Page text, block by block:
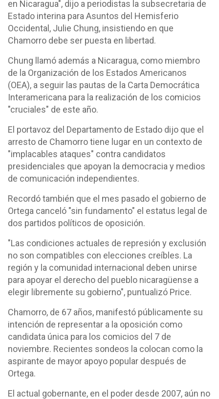
en Nicaragua", dijo a periodistas la subsecretaria de
Estado interina para Asuntos del Hemisferio
Occidental, Julie Chung, insistiendo en que
Chamorro debe ser puesta en libertad.
Chung llamó además a Nicaragua, como miembro
de la Organización de los Estados Americanos
(OEA), a seguir las pautas de la Carta Democrática
Interamericana para la realización de los comicios
"cruciales" de este año.
El portavoz del Departamento de Estado dijo que el
arresto de Chamorro tiene lugar en un contexto de
"implacables ataques" contra candidatos
presidenciales que apoyan la democracia y medios
de comunicación independientes.
Recordó también que el mes pasado el gobierno de
Ortega canceló "sin fundamento" el estatus legal de
dos partidos políticos de oposición.
"Las condiciones actuales de represión y exclusión
no son compatibles con elecciones creíbles. La
región y la comunidad internacional deben unirse
para apoyar el derecho del pueblo nicaragüense a
elegir libremente su gobierno", puntualizó Price.
Chamorro, de 67 años, manifestó públicamente su
intención de representar a la oposición como
candidata única para los comicios del 7 de
noviembre. Recientes sondeos la colocan como la
aspirante de mayor apoyo popular después de
Ortega.
El actual gobernante, en el poder desde 2007, aún no